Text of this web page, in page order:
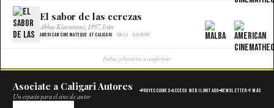
El sabor de las cerezas
Abbas Kiarostami, 1997, Irán
American Cinemateque at Caligari · Única · Gaumont
×
Fechas y horarios a confirmar
Asociate a Caligari Autores
Un espacio para el cine de autor
Proyecciones Acceso web ilimitado Newsletter Y más